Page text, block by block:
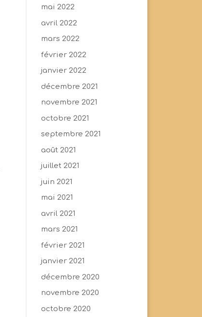
mai 2022
avril 2022
mars 2022
février 2022
janvier 2022
décembre 2021
novembre 2021
octobre 2021
septembre 2021
août 2021
juillet 2021
juin 2021
mai 2021
avril 2021
mars 2021
février 2021
janvier 2021
décembre 2020
novembre 2020
octobre 2020